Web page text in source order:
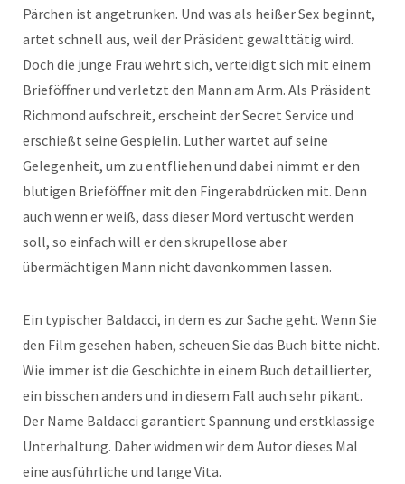
Pärchen ist angetrunken. Und was als heißer Sex beginnt,
artet schnell aus, weil der Präsident gewalttätig wird.
Doch die junge Frau wehrt sich, verteidigt sich mit einem
Brieföffner und verletzt den Mann am Arm. Als Präsident
Richmond aufschreit, erscheint der Secret Service und
erschießt seine Gespielin. Luther wartet auf seine
Gelegenheit, um zu entfliehen und dabei nimmt er den
blutigen Brieföffner mit den Fingerabdrücken mit. Denn
auch wenn er weiß, dass dieser Mord vertuscht werden
soll, so einfach will er den skrupellose aber
übermächtigen Mann nicht davonkommen lassen.
Ein typischer Baldacci, in dem es zur Sache geht. Wenn Sie
den Film gesehen haben, scheuen Sie das Buch bitte nicht.
Wie immer ist die Geschichte in einem Buch detaillierter,
ein bisschen anders und in diesem Fall auch sehr pikant.
Der Name Baldacci garantiert Spannung und erstklassige
Unterhaltung. Daher widmen wir dem Autor dieses Mal
eine ausführliche und lange Vita.